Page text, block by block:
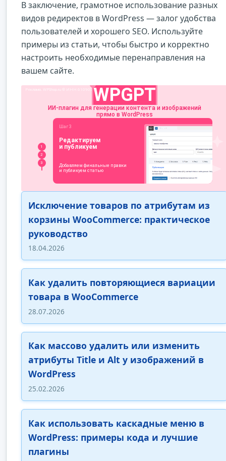
В заключение, грамотное использование разных
видов редиректов в WordPress — залог удобства
пользователей и хорошего SEO. Используйте
примеры из статьи, чтобы быстро и корректно
настроить необходимые перенаправления на
вашем сайте.
Исключение товаров по атрибутам из
корзины WooCommerce: практическое
руководство
18.04.2026
Как удалить повторяющиеся вариации
товара в WooCommerce
28.07.2026
Как массово удалить или изменить
атрибуты Title и Alt у изображений в
WordPress
25.02.2026
Как использовать каскадные меню в
WordPress: примеры кода и лучшие
плагины